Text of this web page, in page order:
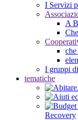
I Servizi
A
che
I gruppi
tematiche
Recovery